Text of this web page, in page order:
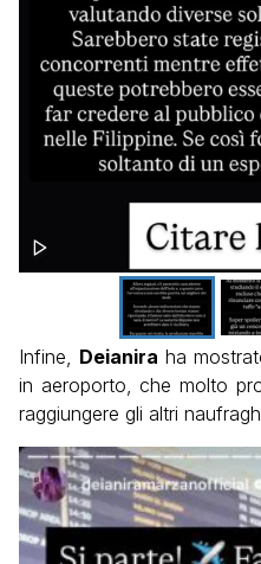
Infine, Deianira ha
in aeroporto, che molto
raggiungere gli altri